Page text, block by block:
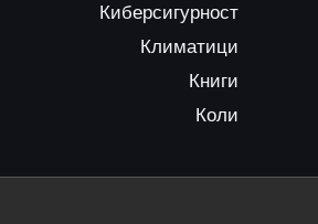
Киберсигурност
Климатици
Книги
Коли